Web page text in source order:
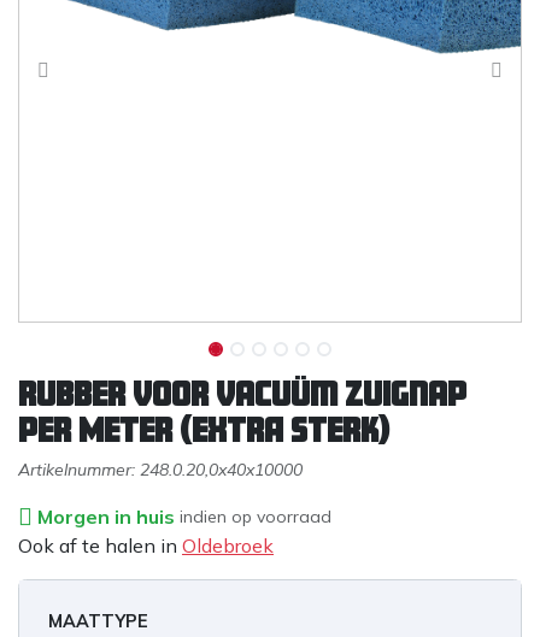
Rubber voor Vacuüm zuignap
PER METER (EXTRA STERK)
Artikelnummer: 248.0.20,0x40x10000
Morgen in huis indien op voorraad
Ook af te halen in Oldebroek
MAATTYPE